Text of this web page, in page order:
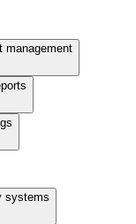
management
systems